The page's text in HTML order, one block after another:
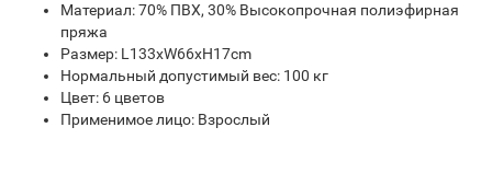
Материал: 70% ПВХ, 30% Высокопрочная полиэфирная
пряжа
Размер: L133xW66xH17cm
Нормальный допустимый вес: 100 кг
Цвет: 6 цветов
Применимое лицо: Взрослый